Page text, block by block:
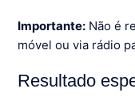
Importante: Não é
móvel ou via rádio
Resultado